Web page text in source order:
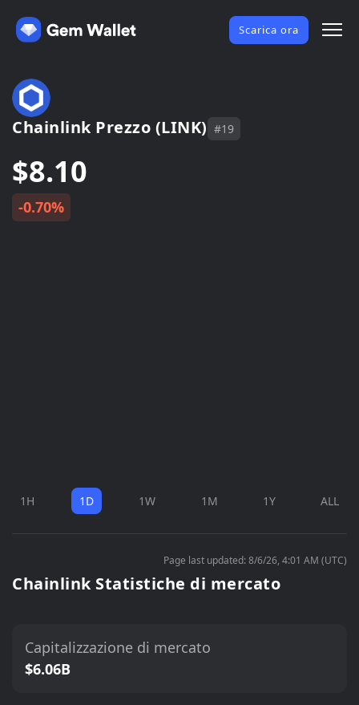
Scarica ora
Chainlink Prezzo (LINK) #19
$8.10
-0.70%
1H 1D 1W 1M 1Y ALL
Page last updated: 8/6/26, 4:01 AM (UTC)
Chainlink Statistiche di mercato
Capitalizzazione di mercato
$6.06B